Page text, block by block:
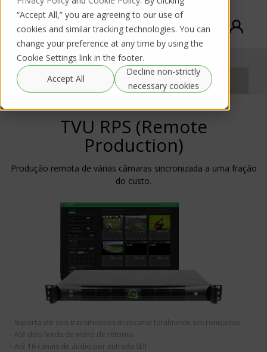
“Accept All,” you are agreeing to our use of
cookies and similar tracking technologies. You can
change your preference at any time by using the
Cookie Settings link in the footer.
Accept All
Decline non-strictly
necessary cookies
Sistema de Produção Remota TVU (RPS)
Documentation Purchase
request Rental request
TVU RPS (Remote
Production)
Produção remota de várias câmaras sincronizada a uma fração
do custo.
– Suporta até seis transmissões multicanal totalmente sincronizadas
– Até dois feeds de vídeo de retorno
– Até 16 canais de áudio por entrada SDI